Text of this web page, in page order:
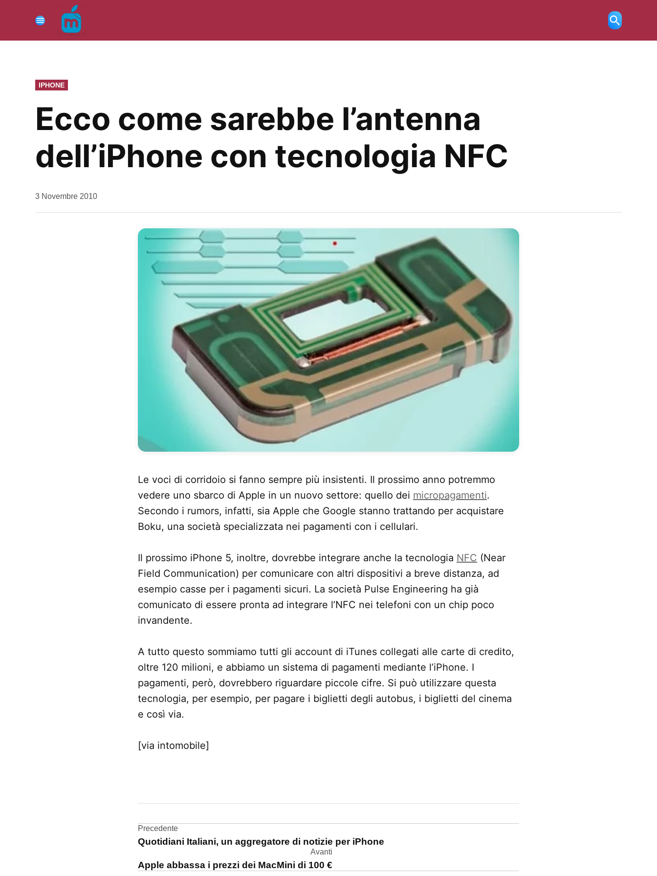
contenuto
Menu
Ricerca
aperta
PUBBLICATO
IN
IPHONE
Ecco come sarebbe l’antenna
dell’iPhone con tecnologia NFC
da
3 Novembre 2010
Le voci di corridoio si fanno sempre più insistenti. Il prossimo anno potremmo
vedere uno sbarco di Apple in un nuovo settore: quello dei micropagamenti.
Secondo i rumors, infatti, sia Apple che Google stanno trattando per acquistare
Boku, una società specializzata nei pagamenti con i cellulari.
Il prossimo iPhone 5, inoltre, dovrebbe integrare anche la tecnologia NFC (Near
Field Communication) per comunicare con altri dispositivi a breve distanza, ad
esempio casse per i pagamenti sicuri. La società Pulse Engineering ha già
comunicato di essere pronta ad integrare l’NFC nei telefoni con un chip poco
invandente.
A tutto questo sommiamo tutti gli account di iTunes collegati alle carte di credito,
oltre 120 milioni, e abbiamo un sistema di pagamenti mediante l’iPhone. I
pagamenti, però, dovrebbero riguardare piccole cifre. Si può utilizzare questa
tecnologia, per esempio, per pagare i biglietti degli autobus, i biglietti del cinema
e così via.
[via intomobile]
micropagamenti
Navigazione
Precedente
Quotidiani Italiani, un aggregatore di notizie per iPhone
Avanti
Apple abbassa i prezzi dei MacMini di 100 €